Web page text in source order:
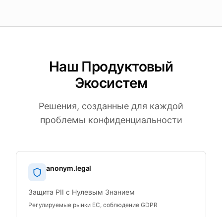
Наш Продуктовый
Экосистем
Решения, созданные для каждой
проблемы конфиденциальности
anonym.legal
Защита PII с Нулевым Знанием
Регулируемые рынки ЕС, соблюдение GDPR